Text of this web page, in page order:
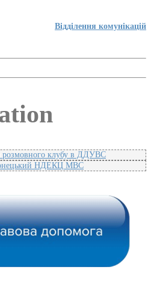
Відділення комунікацій
розмовного клубу в ДДУВС
НДЕКЦ МВС